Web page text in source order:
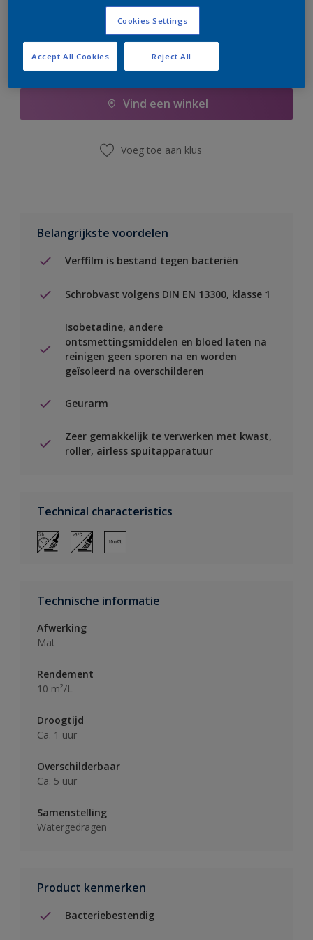
Boodschappenlijst
Vind een winkel
Voeg toe aan klus
Belangrijkste voordelen
Verffilm is bestand tegen bacteriën
Schrobvast volgens DIN EN 13300, klasse 1
Isobetadine, andere
ontsmettingsmiddelen en bloed laten na
reinigen geen sporen na en worden
geïsoleerd na overschilderen
Geurarm
Zeer gemakkelijk te verwerken met kwast,
roller, airless spuitapparatuur
Technical characteristics
Technische informatie
Afwerking
Mat
Rendement
10 m²/L
Droogtijd
Ca. 1 uur
Overschilderbaar
Ca. 5 uur
Samenstelling
Watergedragen
Product kenmerken
Bacteriebestendig
Cookies Settings
Reject All
Accept All Cookies